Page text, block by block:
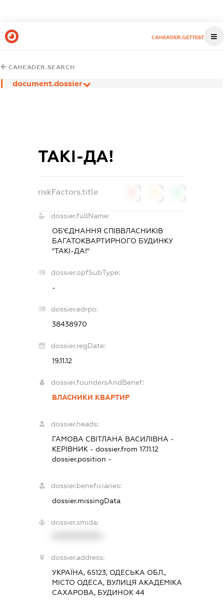
CAHEADER.GETTEST
CAHEADER.SEARCH
document.dossier
ТАКІ-ДА!
riskFactors.title
dossier.fullName:
ОБ'ЄДНАННЯ СПІВВЛАСНИКІВ
БАГАТОКВАРТИРНОГО БУДИНКУ
"ТАКІ-ДА!"
dossier.opfSubType:
-
dossier.edrpo:
38438970
dossier.regDate:
19.11.12
dossier.foundersAndBenef:
ВЛАСНИКИ КВАРТИР
dossier.heads:
ГАМОВА СВІТЛАНА ВАСИЛІВНА -
КЕРІВНИК - dossier.from 17.11.12
dossier.position -
dossier.beneficiaries:
dossier.missingData
dossier.smida:
dossier.address:
УКРАЇНА, 65123, ОДЕСЬКА ОБЛ.,
МІСТО ОДЕСА, ВУЛИЦЯ АКАДЕМІКА
САХАРОВА, БУДИНОК 44